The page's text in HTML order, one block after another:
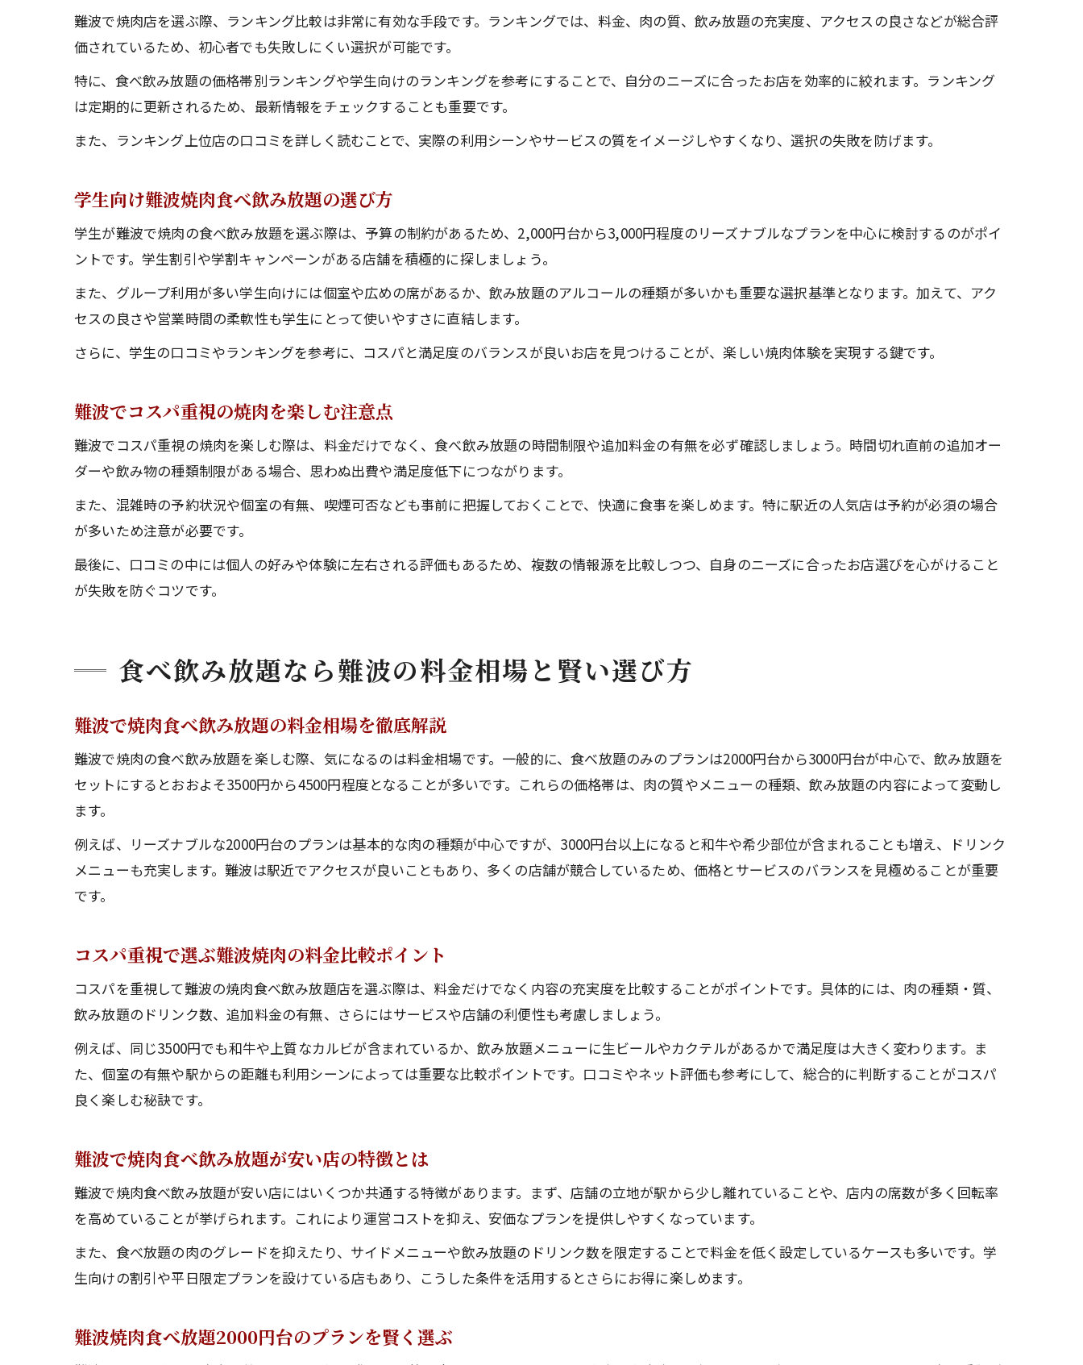
3,000円台で難波焼肉をコスパ良く楽しむ方法
難波の焼肉食べ飲み放題安く満喫するコツ
難波焼肉食べ放題ランキングで賢く選ぶ秘訣
難波食べ飲み放題3,000円台のおすすめ活用術
コスパ最強の難波焼肉利用術まとめ
難波焼肉食べ飲み放題のお得な活用ポイント
コスパ重視で難波の焼肉を満喫する総まとめ
難波で焼肉食べ飲み放題最強の選び方解説
難波で焼肉店を選ぶ際、ランキング比較は非常に有効な手段です。ランキングでは、料金、肉の質、飲み放題の充実度、アクセスの良さなどが総合評
価されているため、初心者でも失敗しにくい選択が可能です。
特に、食べ飲み放題の価格帯別ランキングや学生向けのランキングを参考にすることで、自分のニーズに合ったお店を効率的に絞れます。ランキング
は定期的に更新されるため、最新情報をチェックすることも重要です。
また、ランキング上位店の口コミを詳しく読むことで、実際の利用シーンやサービスの質をイメージしやすくなり、選択の失敗を防げます。
学生向け難波焼肉食べ飲み放題の選び方
学生が難波で焼肉の食べ飲み放題を選ぶ際は、予算の制約があるため、2,000円台から3,000円程度のリーズナブルなプランを中心に検討するのがポイ
ントです。学生割引や学割キャンペーンがある店舗を積極的に探しましょう。
また、グループ利用が多い学生向けには個室や広めの席があるか、飲み放題のアルコールの種類が多いかも重要な選択基準となります。加えて、アク
セスの良さや営業時間の柔軟性も学生にとって使いやすさに直結します。
さらに、学生の口コミやランキングを参考に、コスパと満足度のバランスが良いお店を見つけることが、楽しい焼肉体験を実現する鍵です。
難波でコスパ重視の焼肉を楽しむ注意点
難波でコスパ重視の焼肉を楽しむ際は、料金だけでなく、食べ飲み放題の時間制限や追加料金の有無を必ず確認しましょう。時間切れ直前の追加オー
ダーや飲み物の種類制限がある場合、思わぬ出費や満足度低下につながります。
また、混雑時の予約状況や個室の有無、喫煙可否なども事前に把握しておくことで、快適に食事を楽しめます。特に駅近の人気店は予約が必須の場合
が多いため注意が必要です。
最後に、口コミの中には個人の好みや体験に左右される評価もあるため、複数の情報源を比較しつつ、自身のニーズに合ったお店選びを心がけること
が失敗を防ぐコツです。
食べ飲み放題なら難波の料金相場と賢い選び方
難波で焼肉食べ飲み放題の料金相場を徹底解説
難波で焼肉の食べ飲み放題を楽しむ際、気になるのは料金相場です。一般的に、食べ放題のみのプランは2000円台から3000円台が中心で、飲み放題を
セットにするとおおよそ3500円から4500円程度となることが多いです。これらの価格帯は、肉の質やメニューの種類、飲み放題の内容によって変動し
ます。
例えば、リーズナブルな2000円台のプランは基本的な肉の種類が中心ですが、3000円台以上になると和牛や希少部位が含まれることも増え、ドリンク
メニューも充実します。難波は駅近でアクセスが良いこともあり、多くの店舗が競合しているため、価格とサービスのバランスを見極めることが重要
です。
コスパ重視で選ぶ難波焼肉の料金比較ポイント
コスパを重視して難波の焼肉食べ飲み放題店を選ぶ際は、料金だけでなく内容の充実度を比較することがポイントです。具体的には、肉の種類・質、
飲み放題のドリンク数、追加料金の有無、さらにはサービスや店舗の利便性も考慮しましょう。
例えば、同じ3500円でも和牛や上質なカルビが含まれているか、飲み放題メニューに生ビールやカクテルがあるかで満足度は大きく変わります。ま
た、個室の有無や駅からの距離も利用シーンによっては重要な比較ポイントです。口コミやネット評価も参考にして、総合的に判断することがコスパ
良く楽しむ秘訣です。
難波で焼肉食べ飲み放題が安い店の特徴とは
難波で焼肉食べ飲み放題が安い店にはいくつか共通する特徴があります。まず、店舗の立地が駅から少し離れていることや、店内の席数が多く回転率
を高めていることが挙げられます。これにより運営コストを抑え、安価なプランを提供しやすくなっています。
また、食べ放題の肉のグレードを抑えたり、サイドメニューや飲み放題のドリンク数を限定することで料金を低く設定しているケースも多いです。学
生向けの割引や平日限定プランを設けている店もあり、こうした条件を活用するとさらにお得に楽しめます。
難波焼肉食べ放題2000円台のプランを賢く選ぶ